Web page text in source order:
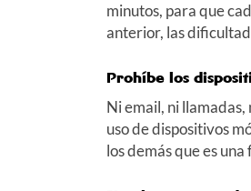
minutos, para que
anterior, las
Prohíbe los
Ni email, ni
uso de dispositivos
los demás que es